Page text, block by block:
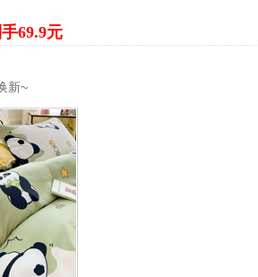
69.9元
新~
京东优惠券与京东返利红包！